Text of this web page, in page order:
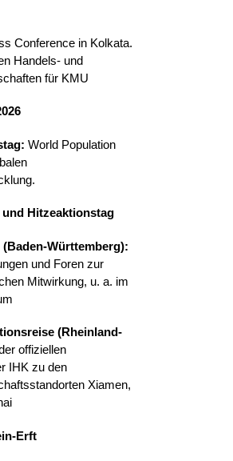
Conference in Kolkata.
Handels- und
für KMU
World Population
Hitzeaktionstag
Württemberg):
und Foren zur
Mitwirkung, u. a. im
(Rheinland-
offiziellen
IHK zu den
Xiamen,
Erft